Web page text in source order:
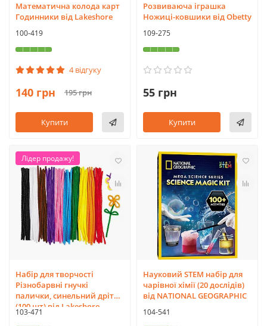
Математична колода карт
Годинники від Lakeshore
100-419
4 відгуку
140 грн 195 грн
Купити
Розвиваюча іграшка
Ножиці-ковшики від Obetty
109-275
55 грн
Купити
Лідер продажу!
Набір для творчості
Різнобарвні гнучкі
палички, синельний дріт
(100 шт) від Lakeshore
103-471
Науковий STEM набір для
чарівної хімії (20 дослідів)
від NATIONAL GEOGRAPHIC
104-541